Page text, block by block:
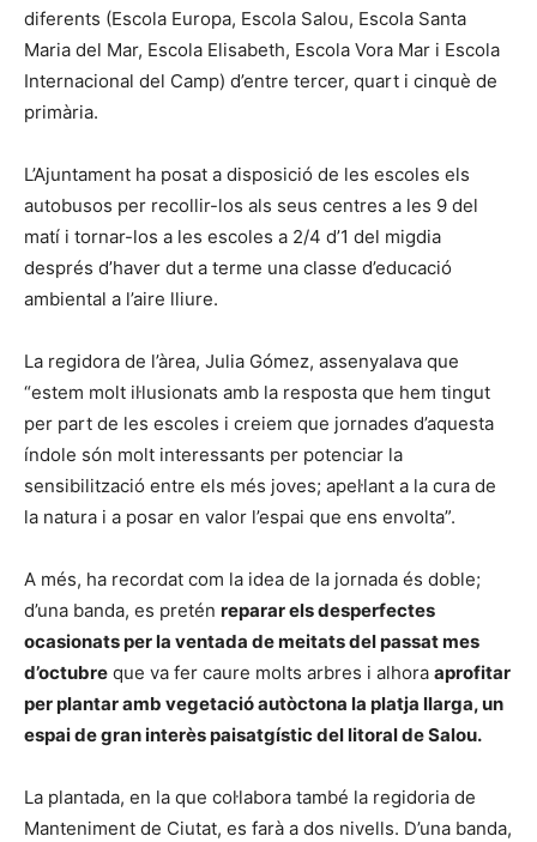
diferents (Escola Europa, Escola Salou, Escola Santa
Maria del Mar, Escola Elisabeth, Escola Vora Mar i Escola
Internacional del Camp) d’entre tercer, quart i cinquè de
primària.
L’Ajuntament ha posat a disposició de les escoles els
autobusos per recollir-los als seus centres a les 9 del
matí i tornar-los a les escoles a 2/4 d’1 del migdia
després d’haver dut a terme una classe d’educació
ambiental a l’aire lliure.
La regidora de l’àrea, Julia Gómez, assenyalava que
“estem molt il·lusionats amb la resposta que hem tingut
per part de les escoles i creiem que jornades d’aquesta
índole són molt interessants per potenciar la
sensibilització entre els més joves; apel·lant a la cura de
la natura i a posar en valor l’espai que ens envolta”.
A més, ha recordat com la idea de la jornada és doble;
d’una banda, es pretén reparar els desperfectes
ocasionats per la ventada de meitats del passat mes
d’octubre que va fer caure molts arbres i alhora aprofitar
per plantar amb vegetació autòctona la platja llarga, un
espai de gran interès paisatgístic del litoral de Salou.
La plantada, en la que col·labora també la regidoria de
Manteniment de Ciutat, es farà a dos nivells. D’una banda,